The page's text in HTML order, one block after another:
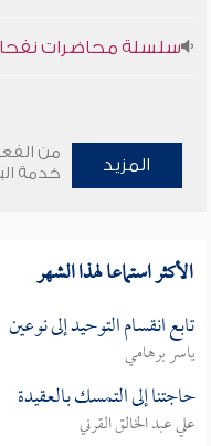
سلسلة محاضرات نفحات
المزيد
من
خدمة
الأكثر استماعا لهذا الشهر
تابع انقسام التوحيد إلى نوعين
ياسر برهامي
حاجتنا إلى التمسك بالعقيدة
علي عبد الخالق القرني